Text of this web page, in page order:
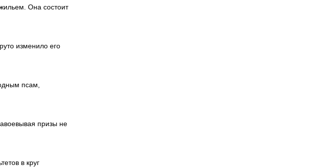
Она состоит
изменило его
псам,
призы не
в круг